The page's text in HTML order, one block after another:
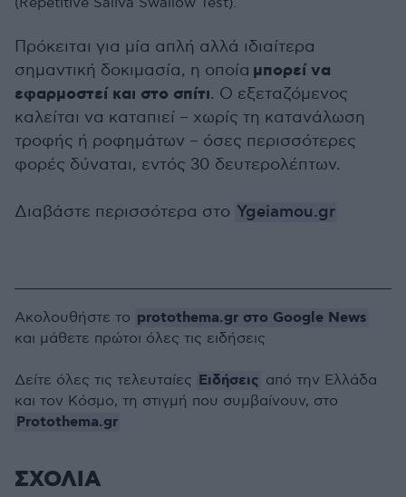
Πρόκειται για μία απλή αλλά ιδιαίτερα
σημαντική δοκιμασία, η οποία μπορεί να
εφαρμοστεί και στο σπίτι. Ο εξεταζόμενος
καλείται να καταπιεί – χωρίς τη κατανάλωση
τροφής ή ροφημάτων – όσες περισσότερες
φορές δύναται, εντός 30 δευτερολέπτων.
Διαβάστε περισσότερα στο Ygeiamou.gr
Ακολουθήστε το protothema.gr στο Google News
και μάθετε πρώτοι όλες τις ειδήσεις
Δείτε όλες τις τελευταίες Ειδήσεις από την Ελλάδα
και τον Κόσμο, τη στιγμή που συμβαίνουν, στο
Protothema.gr
ΣΧΟΛΙΑ